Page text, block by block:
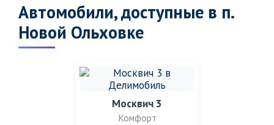
Автомобили, доступные в п.
Новой Ольховке
Москвич 3
Комфорт